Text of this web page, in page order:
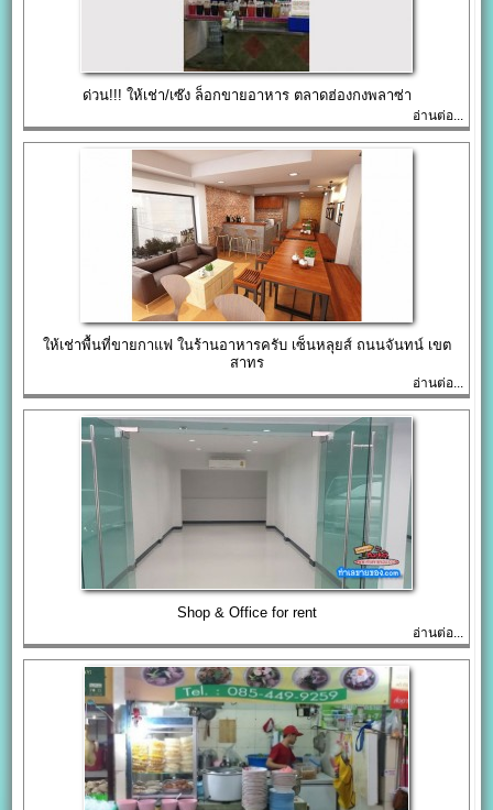
ด่วน!!! ให้เช่า/เซ๊ง ล็อกขายอาหาร ตลาดฮ่องกงพลาซ่า
อ่านต่อ...
ให้เช่าพื้นที่ขายกาแฟ ในร้านอาหารครับ เซ็นหลุยส์ ถนนจันทน์ เขต
สาทร
อ่านต่อ...
Shop & Office for rent
อ่านต่อ...